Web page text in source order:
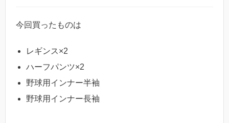
今回買ったものは
レギンス×2
ハーフパンツ×2
野球用インナー半袖
野球用インナー長袖